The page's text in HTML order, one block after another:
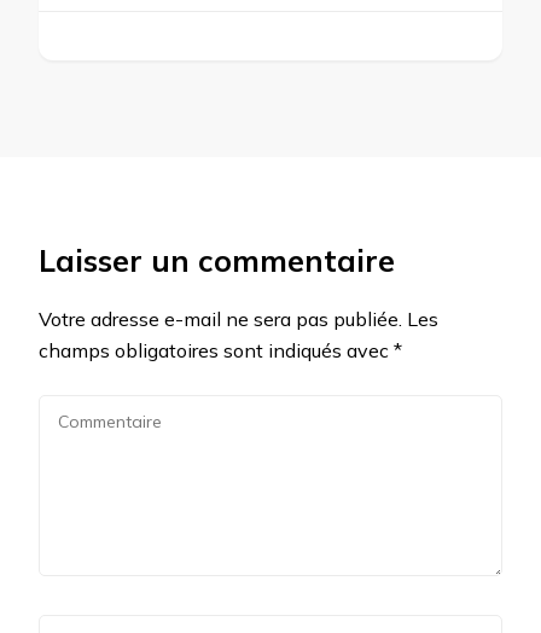
Laisser un commentaire
Votre adresse e-mail ne sera pas publiée. Les
champs obligatoires sont indiqués avec *